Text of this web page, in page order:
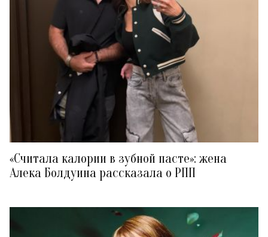
«Считала калории в зубной пасте»: жена
Алека Болдуина рассказала о РПП